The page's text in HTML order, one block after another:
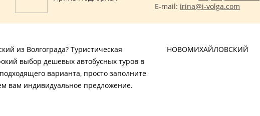
E-mail: irina@i-volga.com
из Волгограда? Туристическая
выбор дешевых автобусных туров в
варианта, просто заполните
вам индивидуальное предложение.
НОВОМИХАЙЛОВСКИЙ